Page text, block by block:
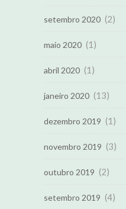
setembro 2020 (2)
maio 2020 (1)
abril 2020 (1)
janeiro 2020 (13)
dezembro 2019 (1)
novembro 2019 (3)
outubro 2019 (2)
setembro 2019 (4)